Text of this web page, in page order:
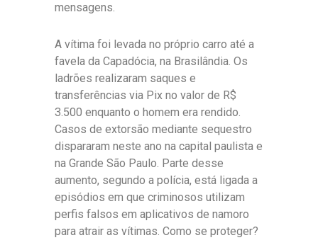
mensagens.
A vítima foi levada no próprio carro até a
favela da Capadócia, na Brasilândia. Os
ladrões realizaram saques e
transferências via Pix no valor de R$
3.500 enquanto o homem era rendido.
Casos de extorsão mediante sequestro
dispararam neste ano na capital paulista e
na Grande São Paulo. Parte desse
aumento, segundo a polícia, está ligada a
episódios em que criminosos utilizam
perfis falsos em aplicativos de namoro
para atrair as vítimas. Como se proteger?